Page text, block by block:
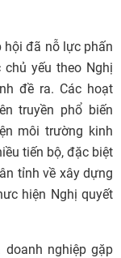
đã nỗ lực phấn
yếu theo Nghị
đề ra. Các hoạt
truyền phổ biến
môi trường kinh
tiến bộ, đặc biệt
tỉnh về xây dựng
hiện Nghị quyết
nghiệp gặp